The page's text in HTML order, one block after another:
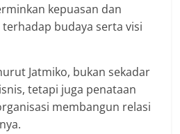
kepuasan dan
budaya serta visi
Jatmiko, bukan sekadar
tetapi juga penataan
membangun relasi